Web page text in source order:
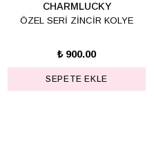
CHARMLUCKY
ÖZEL SERİ ZİNCİR KOLYE
₺ 900.00
SEPETE EKLE